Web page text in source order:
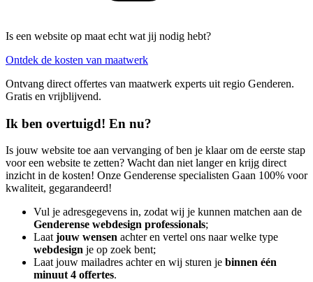
Is een website op maat echt wat jij nodig hebt?
Ontdek de kosten van maatwerk
Ontvang direct offertes van maatwerk experts uit regio Genderen.
Gratis en vrijblijvend.
Ik ben overtuigd! En nu?
Is jouw website toe aan vervanging of ben je klaar om de eerste stap
voor een website te zetten? Wacht dan niet langer en krijg direct
inzicht in de kosten! Onze Genderense specialisten Gaan 100% voor
kwaliteit, gegarandeerd!
Vul je adresgegevens in, zodat wij je kunnen matchen aan de
Genderense webdesign professionals;
Laat jouw wensen achter en vertel ons naar welke type
webdesign je op zoek bent;
Laat jouw mailadres achter en wij sturen je binnen één
minuut 4 offertes.